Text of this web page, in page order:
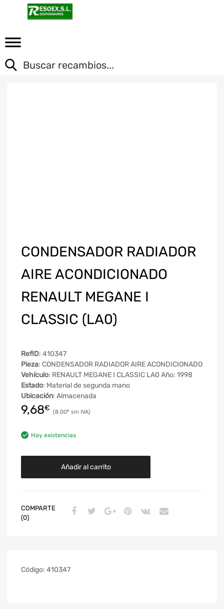
CONDENSADOR RADIADOR
AIRE ACONDICIONADO
RENAULT MEGANE I
CLASSIC (LA0)
RefID: 410347
Pieza: CONDENSADOR RADIADOR AIRE ACONDICIONADO
Vehículo: RENAULT MEGANE I CLASSIC LA0 Año: 1998
Estado: Material de segunda mano
Ubicación: Almacenada
9,68€ 8,00€
Hay existencias
Añadir al carrito
COMPARTE
(0)
Código: 410347